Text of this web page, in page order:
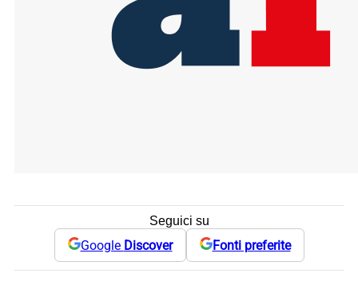
Seguici su
Google Discover Fonti preferite